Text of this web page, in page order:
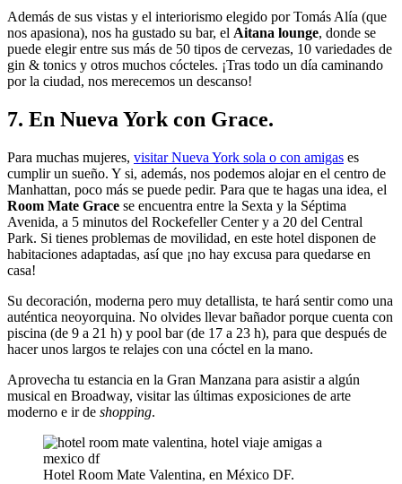
Además de sus vistas y el interiorismo elegido por Tomás Alía (que
nos apasiona), nos ha gustado su bar, el Aitana lounge, donde se
puede elegir entre sus más de 50 tipos de cervezas, 10 variedades de
gin & tonics y otros muchos cócteles. ¡Tras todo un día caminando
por la ciudad, nos merecemos un descanso!
7. En Nueva York con Grace.
Para muchas mujeres, visitar Nueva York sola o con amigas es
cumplir un sueño. Y si, además, nos podemos alojar en el centro de
Manhattan, poco más se puede pedir. Para que te hagas una idea, el
Room Mate Grace se encuentra entre la Sexta y la Séptima
Avenida, a 5 minutos del Rockefeller Center y a 20 del Central
Park. Si tienes problemas de movilidad, en este hotel disponen de
habitaciones adaptadas, así que ¡no hay excusa para quedarse en
casa!
Su decoración, moderna pero muy detallista, te hará sentir como una
auténtica neoyorquina. No olvides llevar bañador porque cuenta con
piscina (de 9 a 21 h) y pool bar (de 17 a 23 h), para que después de
hacer unos largos te relajes con una cóctel en la mano.
Aprovecha tu estancia en la Gran Manzana para asistir a algún
musical en Broadway, visitar las últimas exposiciones de arte
moderno e ir de shopping.
Hotel Room Mate Valentina, en México DF.